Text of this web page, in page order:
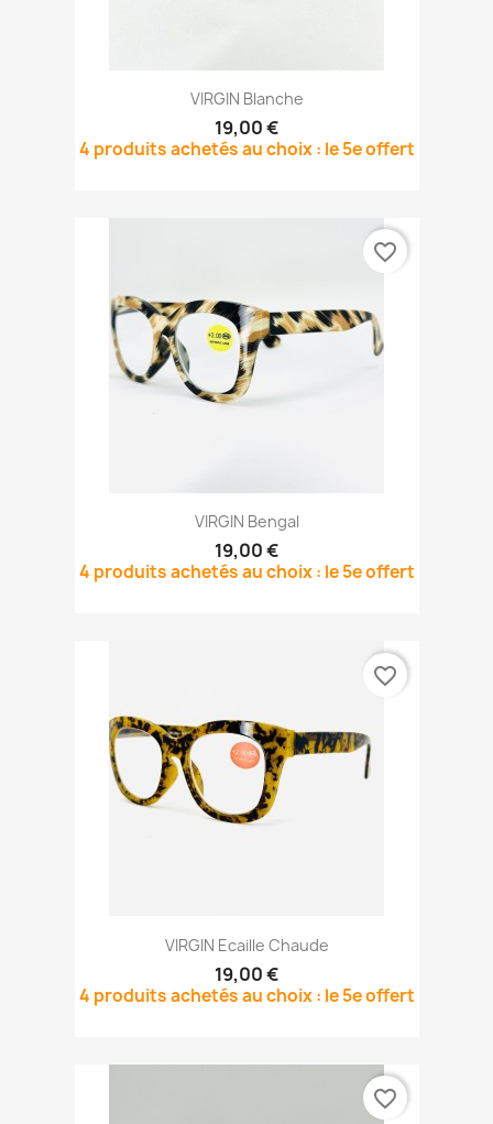
VIRGIN Blanche
19,00 €
4 produits achetés au choix : le 5e offert
VIRGIN Bengal
19,00 €
4 produits achetés au choix : le 5e offert
favorite_border
VIRGIN Ecaille Chaude
19,00 €
4 produits achetés au choix : le 5e offert
favorite_border
favorite_border